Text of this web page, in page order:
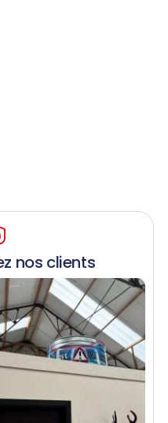
nos clients